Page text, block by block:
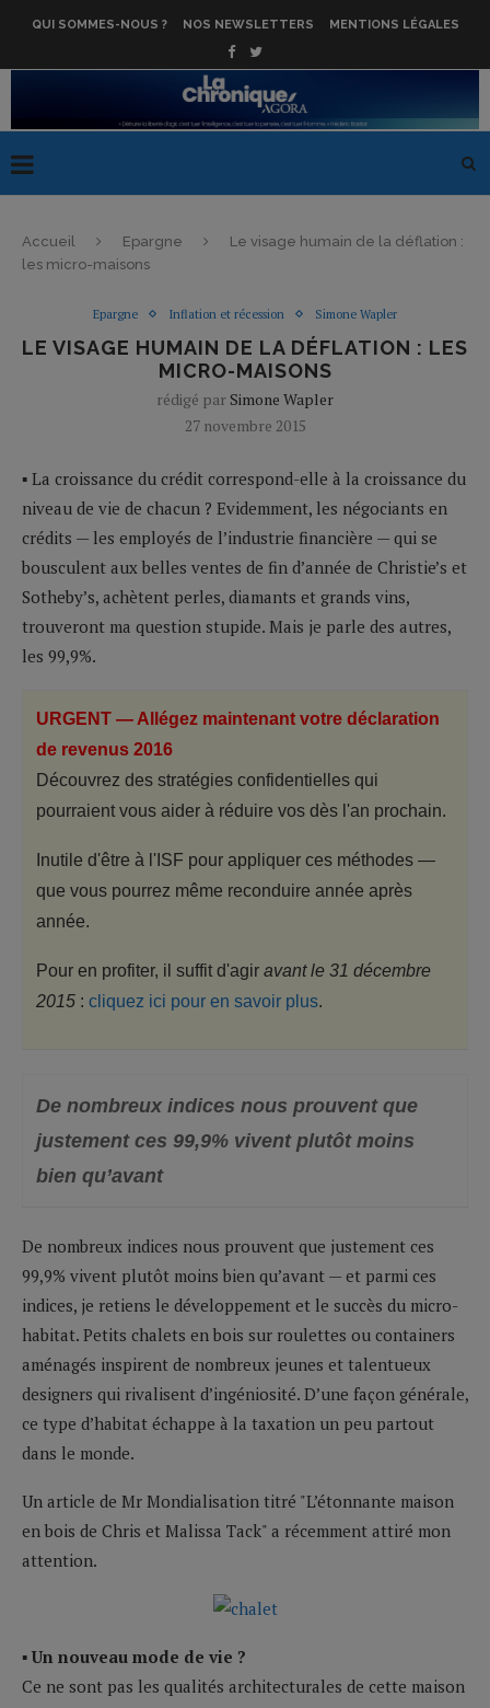
QUI SOMMES-NOUS ? NOS NEWSLETTERS MENTIONS LÉGALES
Accueil Epargne
Le visage humain de la déflation :
les micro-maisons
Epargne Inflation et récession Simone Wapler
LE VISAGE HUMAIN DE LA DÉFLATION : LES
MICRO-MAISONS
rédigé par Simone Wapler
27 novembre 2015
▪ La croissance du crédit correspond-elle à la croissance du
niveau de vie de chacun ? Evidemment, les négociants en
crédits — les employés de l’industrie financière — qui se
bousculent aux belles ventes de fin d’année de Christie’s et
Sotheby’s, achètent perles, diamants et grands vins,
trouveront ma question stupide. Mais je parle des autres,
les 99,9%.
URGENT — Allégez maintenant votre déclaration
de revenus 2016
Découvrez des stratégies confidentielles qui
pourraient vous aider à réduire vos dès l'an prochain.
Inutile d'être à l'ISF pour appliquer ces méthodes —
que vous pourrez même reconduire année après
année.
Pour en profiter, il suffit d'agir avant le 31 décembre
2015 : cliquez ici pour en savoir plus.
De nombreux indices nous prouvent que
justement ces 99,9% vivent plutôt moins
bien qu’avant
De nombreux indices nous prouvent que justement ces
99,9% vivent plutôt moins bien qu’avant — et parmi ces
indices, je retiens le développement et le succès du micro-
habitat. Petits chalets en bois sur roulettes ou containers
aménagés inspirent de nombreux jeunes et talentueux
designers qui rivalisent d’ingéniosité. D’une façon générale,
ce type d’habitat échappe à la taxation un peu partout
dans le monde.
Un article de Mr Mondialisation titré "L’étonnante maison
en bois de Chris et Malissa Tack" a récemment attiré mon
attention.
▪ Un nouveau mode de vie ?
Ce ne sont pas les qualités architecturales de cette maison